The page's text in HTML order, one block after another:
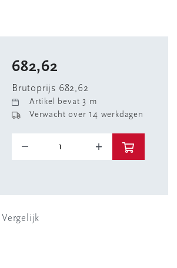
682,62
Brutoprijs 682,62
Artikel bevat 3 m
Verwacht over 14 werkdagen
Vergelijk